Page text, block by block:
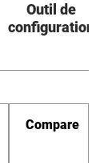
Outil de
configuration
Compare